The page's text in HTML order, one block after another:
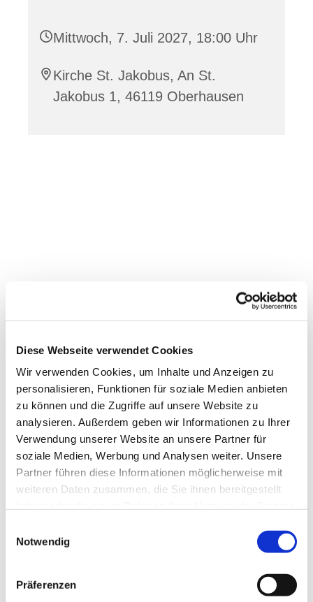
Diese Webseite verwendet Cookies
Wir verwenden Cookies, um Inhalte und Anzeigen zu
personalisieren, Funktionen für soziale Medien anbieten
zu können und die Zugriffe auf unsere Website zu
analysieren. Außerdem geben wir Informationen zu Ihrer
Verwendung unserer Website an unsere Partner für
soziale Medien, Werbung und Analysen weiter. Unsere
Partner führen diese Informationen möglicherweise mit
weiteren Daten zusammen, die Sie ihnen bereitgestellt
Notwendig
Präferenzen
Mittwoch, 7. Juli 2027, 18:00 Uhr
Kirche St. Jakobus, An St.
Jakobus 1, 46119 Oberhausen
Dies könnte Sie auch
interessieren